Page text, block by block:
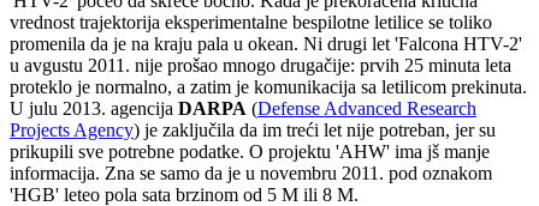
vrednost trajektorija eksperimentalne bespilotne letilice se toliko
promenila da je na kraju pala u okean. Ni drugi let 'Falcona HTV-2'
u avgustu 2011. nije prošao mnogo drugačije: prvih 25 minuta leta
proteklo je normalno, a zatim je komunikacija sa letilicom prekinuta.
U julu 2013. agencija DARPA (Defense Advanced Research
Projects Agency) je zaključila da im treći let nije potreban, jer su
prikupili sve potrebne podatke. O projektu 'AHW' ima jš manje
informacija. Zna se samo da je u novembru 2011. pod oznakom
'HGB' leteo pola sata brzinom od 5 M ili 8 M.